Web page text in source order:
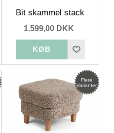
Bit skammel stack
1.599,00 DKK
Flere
Varianter